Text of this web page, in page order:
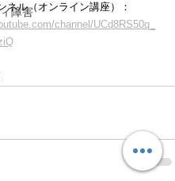
障害
ネル（オンライン講座）：
channel/UCd8RS50q_